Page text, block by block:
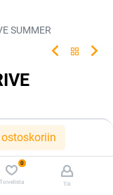
0
Toivelista Tili
SUMMER